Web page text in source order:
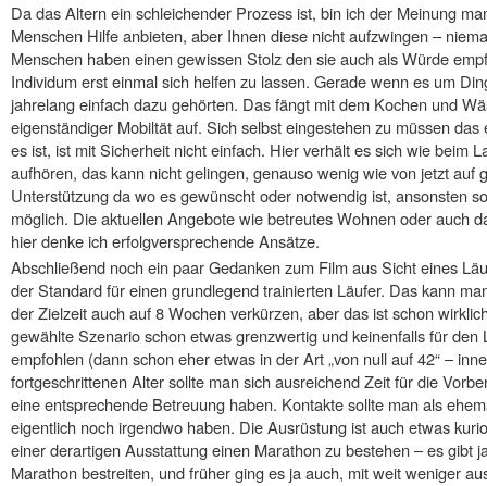
Da das Altern ein schleichender Prozess ist, bin ich der Meinung
Menschen Hilfe anbieten, aber Ihnen diese nicht aufzwingen –
Menschen haben einen gewissen Stolz den sie auch als Würde
Individum erst einmal sich helfen zu lassen. Gerade wenn es um
jahrelang einfach dazu gehörten. Das fängt mit dem Kochen und
eigenständiger Mobiltät auf. Sich selbst eingestehen zu müssen
es ist, ist mit Sicherheit nicht einfach. Hier verhält es sich wie beim
aufhören, das kann nicht gelingen, genauso wenig wie von jetzt auf
Unterstützung da wo es gewünscht oder notwendig ist, ansonsten
möglich. Die aktuellen Angebote wie betreutes Wohnen oder auch
hier denke ich erfolgversprechende Ansätze.
Abschließend noch ein paar Gedanken zum Film aus Sicht eines
der Standard für einen grundlegend trainierten Läufer. Das kann
der Zielzeit auch auf 8 Wochen verkürzen, aber das ist schon
gewählte Szenario schon etwas grenzwertig und keinenfalls für
empfohlen (dann schon eher etwas in der Art „von null auf 42“ –
fortgeschrittenen Alter sollte man sich ausreichend Zeit für die
eine entsprechende Betreuung haben. Kontakte sollte man als
eigentlich noch irgendwo haben. Die Ausrüstung ist auch etwas
einer derartigen Ausstattung einen Marathon zu bestehen – es gibt
Marathon bestreiten, und früher ging es ja auch, mit weit weniger